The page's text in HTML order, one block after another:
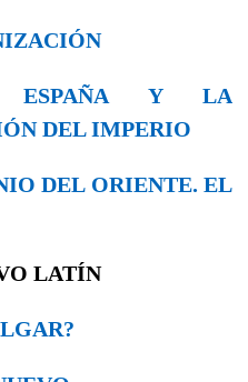
Y LA
DEL IMPERIO
DEL ORIENTE. EL
LATÍN